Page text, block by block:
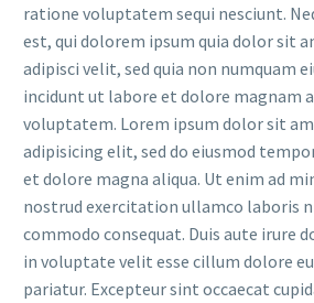
ratione voluptatem sequi nesciunt.
est, qui dolorem ipsum quia dolor sit
adipisci velit, sed quia non numquam
incidunt ut labore et dolore magnam
voluptatem. Lorem ipsum dolor sit
adipisicing elit, sed do eiusmod
et dolore magna aliqua. Ut enim ad
nostrud exercitation ullamco laboris
commodo consequat. Duis aute irure
in voluptate velit esse cillum dolore
pariatur. Excepteur sint occaecat